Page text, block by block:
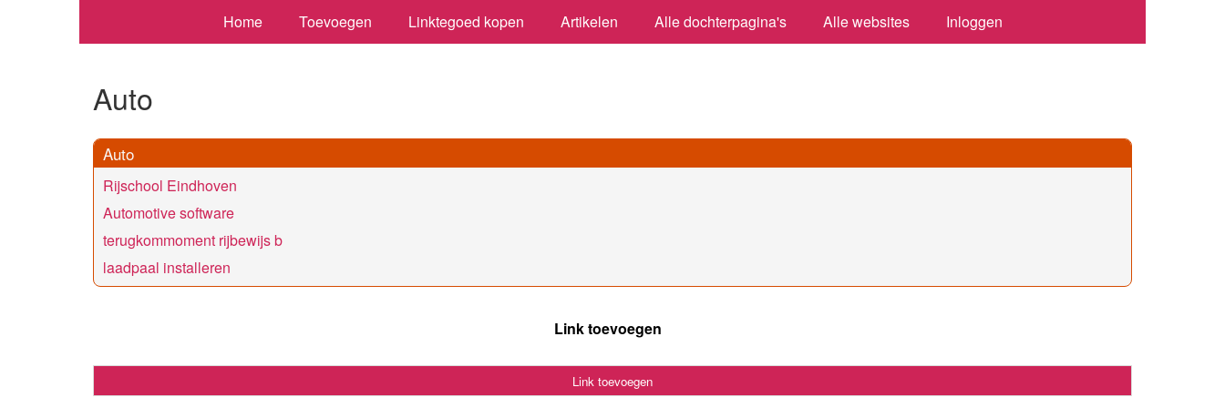
Home Toevoegen Linktegoed kopen Artikelen Alle dochterpagina's Alle websites Inloggen
Auto
Auto
Rijschool Eindhoven
Automotive software
terugkommoment rijbewijs b
laadpaal installeren
Link toevoegen
Link toevoegen